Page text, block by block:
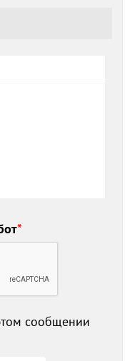
*
сообщении